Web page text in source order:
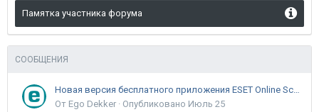
Памятка участника форума
СООБЩЕНИЯ
Новая версия бесплатного приложения ESET Online Scanner доступна пользователям
От Ego Dekker · Опубликовано Июль 25